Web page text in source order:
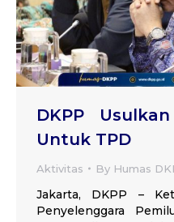
DKPP
Untuk TPD
Aktivitas By Humas
Jakarta, DKPP –
Penyelenggara